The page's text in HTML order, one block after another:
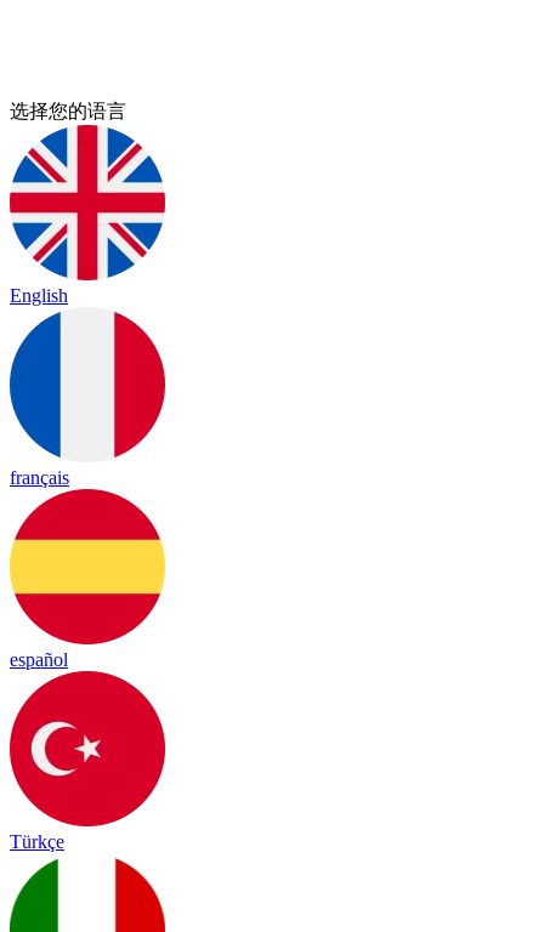
选择您的语言
English
français
español
Türkçe